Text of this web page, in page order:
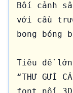
Bối cảnh
với cầu
bong bóng
Tiêu đề
“THƯ GỬI